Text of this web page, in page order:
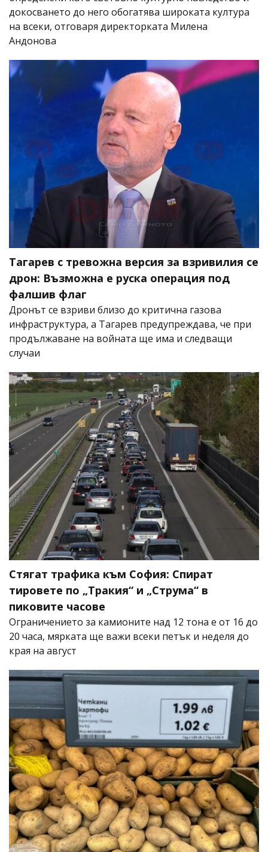
докосването до него обогатява широката култура
на всеки, отговаря директорката Милена
Андонова
Тагарев с тревожна версия за взривилия се
дрон: Възможна е руска операция под
фалшив флаг
Дронът се взриви близо до критична газова
инфраструктура, а Тагарев предупреждава, че при
продължаване на войната ще има и следващи
случаи
Стягат трафика към София: Спират
тировете по „Тракия“ и „Струма“ в
пиковите часове
Ограничението за камионите над 12 тона е от 16 до
20 часа, мярката ще важи всеки петък и неделя до
края на август